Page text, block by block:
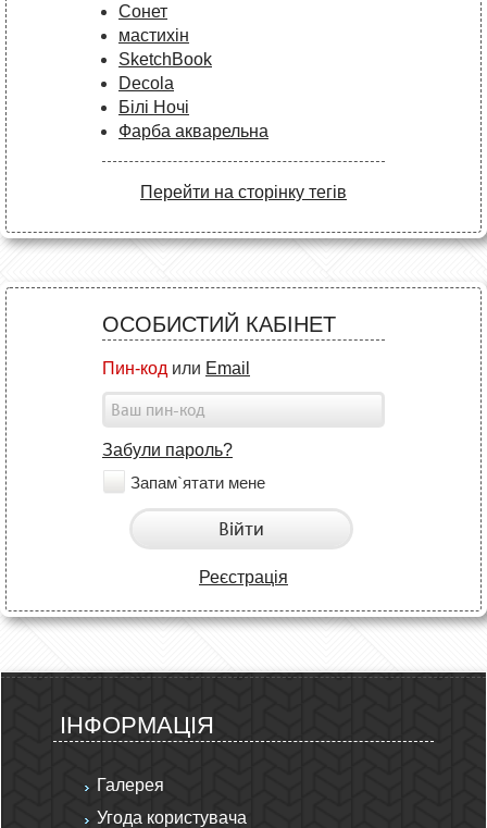
Сонет
мастихін
SketchBook
Decola
Білі Ночі
Фарба акварельна
Перейти на сторінку тегів
ОСОБИСТИЙ КАБІНЕТ
Пин-код или Email
Забули пароль?
Запам`ятати мене
Війти
Реєстрація
ІНФОРМАЦІЯ
Галерея
Угода користувача